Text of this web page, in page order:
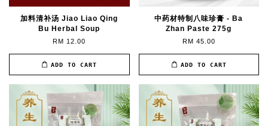
加料清补汤 Jiao Liao Qing
Bu Herbal Soup
RM 12.00
ADD TO CART
中药材特制八味珍膏 - Ba
Zhan Paste 275g
RM 45.00
ADD TO CART